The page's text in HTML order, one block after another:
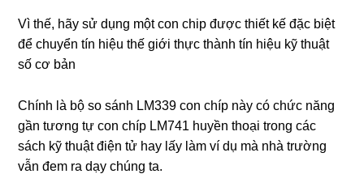
Vì thế, hãy sử dụng một con chip được thiết kế đặc biệt
để chuyển tín hiệu thế giới thực thành tín hiệu kỹ thuật
số cơ bản
Chính là bộ so sánh LM339 con chíp này có chức năng
gần tương tự con chíp LM741 huyền thoại trong các
sách kỹ thuật điện tử hay lấy làm ví dụ mà nhà trường
vẫn đem ra dạy chúng ta.